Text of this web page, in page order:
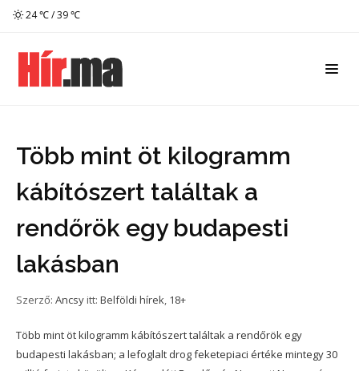
24 ℃ / 39 ℃
Több mint öt kilogramm
kábítószert találtak a
rendőrök egy budapesti
lakásban
Szerző: Ancsy itt: Belföldi hírek, 18+
Több mint öt kilogramm kábítószert találtak a rendőrök egy
budapesti lakásban; a lefoglalt drog feketepiaci értéke mintegy 30